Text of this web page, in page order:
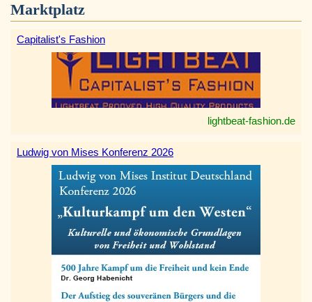
Marktplatz
Capitalist's Fashion
lightbeat-fashion.de
Ludwig von Mises Konferenz 2026